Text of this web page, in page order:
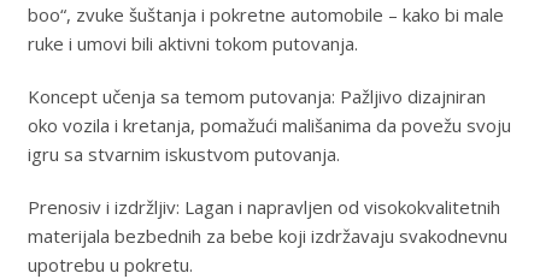
boo“, zvuke šuštanja i pokretne automobile – kako bi male
ruke i umovi bili aktivni tokom putovanja.
Koncept učenja sa temom putovanja: Pažljivo dizajniran
oko vozila i kretanja, pomažući mališanima da povežu svoju
igru sa stvarnim iskustvom putovanja.
Prenosiv i izdržljiv: Lagan i napravljen od visokokvalitetnih
materijala bezbednih za bebe koji izdržavaju svakodnevnu
upotrebu u pokretu.